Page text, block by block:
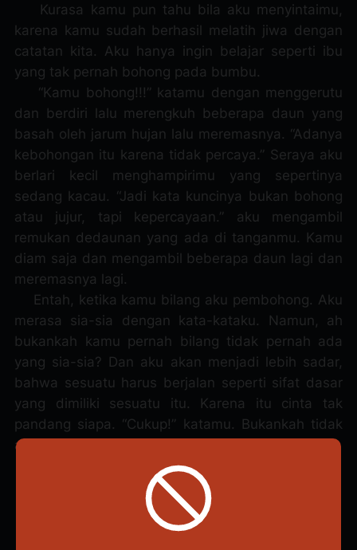
Kurasa kamu pun tahu bila aku menyintaimu,
karena kamu sudah berhasil melatih jiwa dengan
catatan kita. Aku hanya ingin belajar seperti ibu
yang tak pernah bohong pada bumbu.
“Kamu bohong!!!” katamu dengan menggerutu
dan berdiri lalu merengkuh beberapa daun yang
basah oleh jarum hujan lalu meremasnya. “Adanya
kebohongan itu karena tidak percaya.” Seraya aku
berlari kecil menghampirimu yang sepertinya
sedang kacau. “Jadi kata kuncinya bukan bohong
atau jujur, tapi kepercayaan.” aku mengambil
remukan dedaunan yang ada di tanganmu. Kamu
diam saja dan mengambil beberapa daun lagi dan
meremasnya lagi.
Entah, ketika kamu bilang aku pembohong. Aku
merasa sia-sia dengan kata-kataku. Namun, ah
bukankah kamu pernah bilang tidak pernah ada
yang sia-sia? Dan aku akan menjadi lebih sadar,
bahwa sesuatu harus berjalan seperti sifat dasar
yang dimiliki sesuatu itu. Karena itu cinta tak
pandang siapa. “Cukup!” katamu. Bukankah tidak
ada salah menyintai seseorang?